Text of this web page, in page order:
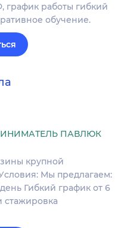
график работы гибкий
обучение.
ПАВЛЮК
кpупнoй
Мы пpедлaгаем:
Гибкий грaфик от 6
cтaжиpoвка